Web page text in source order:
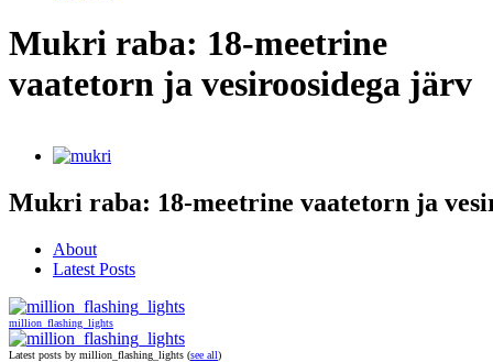
Mukri raba: 18-meetrine
vaatetorn ja vesiroosidega järv
View
Image
Mukri raba: 18-meetrine vaatetorn ja
About
Latest Posts
million_flashing_lights
Latest posts by million_flashing_lights (see all)